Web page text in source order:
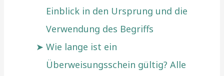
Einblick in den Ursprung und die
Verwendung des Begriffs
Wie lange ist ein
Überweisungsschein gültig? Alle